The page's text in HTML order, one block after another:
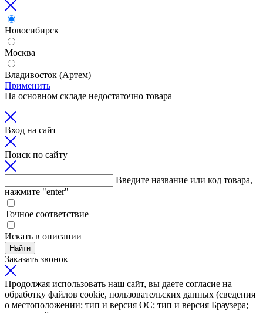
Новосибирск
Москва
Владивосток (Артем)
Применить
На основном складе недостаточно товара
Вход на сайт
Поиск по сайту
Введите название или код товара,
нажмите "enter"
Точное соответствие
Искать в описании
Найти
Заказать звонок
Продолжая использовать наш сайт, вы даете согласие на
обработку файлов cookie, пользовательских данных (сведения
о местоположении; тип и версия ОС; тип и версия Браузера;